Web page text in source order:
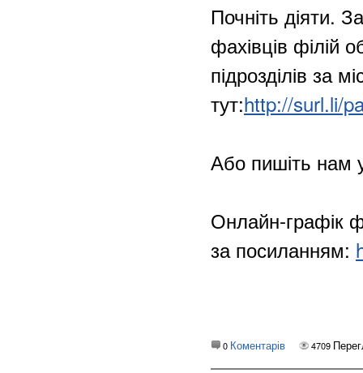
Почніть діяти.
фахівців філій
підрозділів за
тут:http://surl.li/
Або пишіть нам
Онлайн-графік
за посиланням:
0 Коментарів 4709